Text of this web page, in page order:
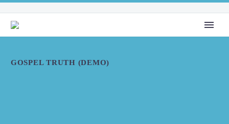
GOSPEL TRUTH (DEMO)